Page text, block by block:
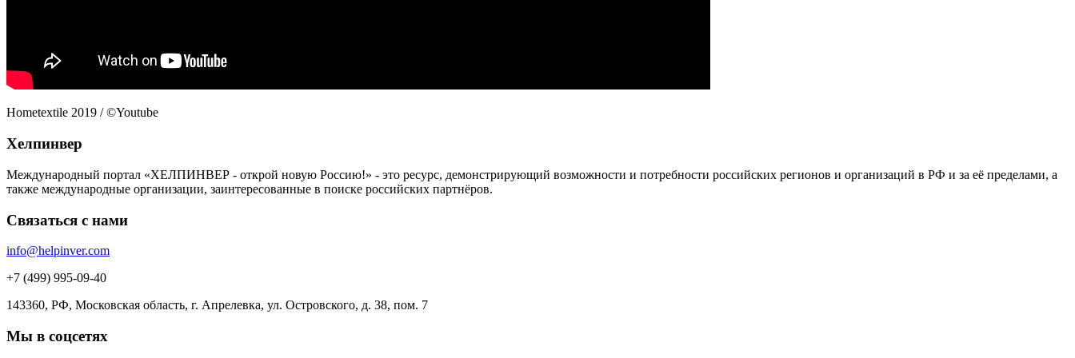
Hometextile 2019 / ©Youtube
Хелпинвер
Международный портал «ХЕЛПИНВЕР - открой новую Россию!» - это ресурс, демонстрирующий возможности и потребности российских регионов и организаций в РФ и за её пределами, а
также международные организации, заинтересованные в поиске российских партнёров.
Связаться с нами
info@helpinver.com
+7 (499) 995-09-40
143360, РФ, Московская область, г. Апрелевка, ул. Островского, д. 38, пом. 7
Мы в соцсетях